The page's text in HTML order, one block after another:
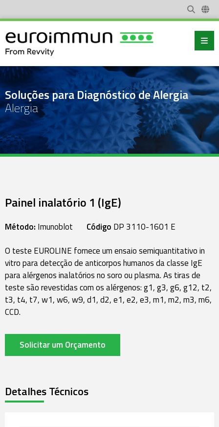
Soluções para Diagnóstico de Alergia
Alergia
Painel inalatório 1 (IgE)
Método: Imunoblot Código DP 3110-1601 E
O teste EUROLINE fornece um ensaio semiquantitativo in
vitro para detecção de anticorpos humanos da classe IgE
para alérgenos inalatórios no soro ou plasma. As tiras de
teste são revestidas com os alérgenos: g1, g3, g6, g12, t2,
t3, t4, t7, w1, w6, w9, d1, d2, e1, e2, e3, m1, m2, m3, m6,
CCD.
Solicitar um Orçamento
Detalhes Técnicos